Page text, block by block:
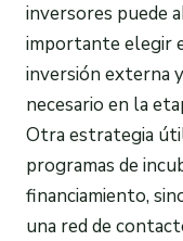
inversores puede
importante elegir
inversión externa
necesario en la
Otra estrategia
programas de
financiamiento,
una red de